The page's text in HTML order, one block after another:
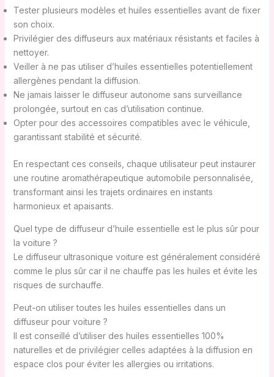
Tester plusieurs modèles et huiles essentielles avant de fixer
son choix.
Privilégier des diffuseurs aux matériaux résistants et faciles à
nettoyer.
Veiller à ne pas utiliser d’huiles essentielles potentiellement
allergènes pendant la diffusion.
Ne jamais laisser le diffuseur autonome sans surveillance
prolongée, surtout en cas d’utilisation continue.
Opter pour des accessoires compatibles avec le véhicule,
garantissant stabilité et sécurité.
En respectant ces conseils, chaque utilisateur peut instaurer
une routine aromathérapeutique automobile personnalisée,
transformant ainsi les trajets ordinaires en instants
harmonieux et apaisants.
Quel type de diffuseur d’huile essentielle est le plus sûr pour
la voiture ?
Le diffuseur ultrasonique voiture est généralement considéré
comme le plus sûr car il ne chauffe pas les huiles et évite les
risques de surchauffe.
Peut-on utiliser toutes les huiles essentielles dans un
diffuseur pour voiture ?
Il est conseillé d’utiliser des huiles essentielles 100%
naturelles et de privilégier celles adaptées à la diffusion en
espace clos pour éviter les allergies ou irritations.